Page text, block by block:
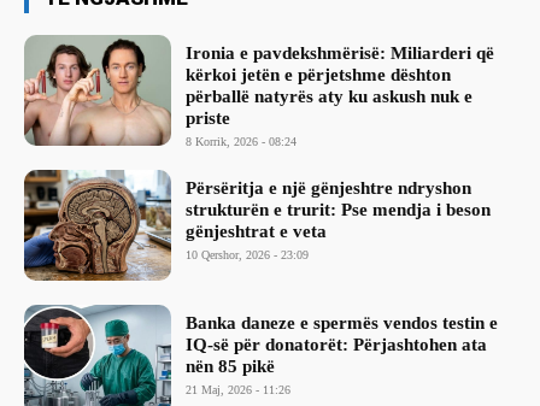
Ironia e pavdekshmërisë: Miliarderi që
kërkoi jetën e përjetshme dështon
përballë natyrës aty ku askush nuk e
priste
8 Korrik, 2026 - 08:24
Përsëritja e një gënjeshtre ndryshon
strukturën e trurit: Pse mendja i beson
gënjeshtrat e veta
10 Qershor, 2026 - 23:09
Banka daneze e spermës vendos testin e
IQ-së për donatorët: Përjashtohen ata
nën 85 pikë
21 Maj, 2026 - 11:26